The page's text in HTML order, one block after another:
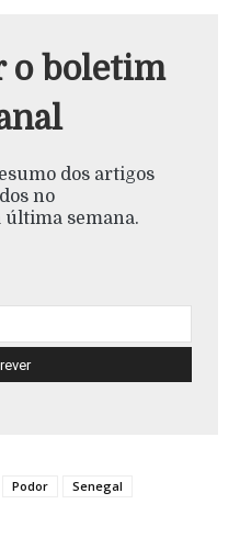
o boletim
dos artigos
no
semana.
Podor Senegal